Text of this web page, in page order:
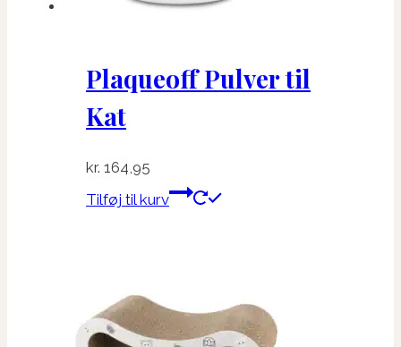
Plaqueoff Pulver til
Kat
kr. 164,95
Tilføj til kurv